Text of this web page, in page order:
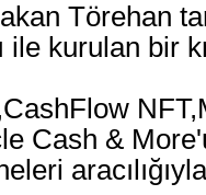
Törehan
ile kurulan bir
Cash &